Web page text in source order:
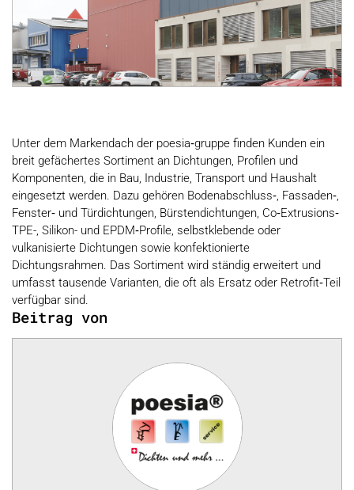
Unter dem Markendach der poesia‑gruppe finden Kunden ein
breit gefächertes Sortiment an Dichtungen, Profilen und
Komponenten, die in Bau, Industrie, Transport und Haushalt
eingesetzt werden. Dazu gehören Bodenabschluss‑, Fassaden‑,
Fenster‑ und Türdichtungen, Bürstendichtungen, Co‑Extrusions‑
TPE-, Silikon- und EPDM‑Profile, selbstklebende oder
vulkanisierte Dichtungen sowie konfektionierte
Dichtungsrahmen. Das Sortiment wird ständig erweitert und
umfasst tausende Varianten, die oft als Ersatz oder Retrofit‑Teil
verfügbar sind.
Beitrag von